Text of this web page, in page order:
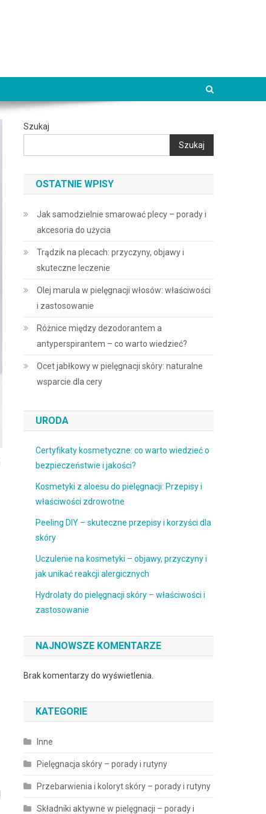
Szukaj
Szukaj
OSTATNIE WPISY
Jak samodzielnie smarować plecy – porady i
akcesoria do użycia
Trądzik na plecach: przyczyny, objawy i
skuteczne leczenie
Olej marula w pielęgnacji włosów: właściwości
i zastosowanie
Różnice między dezodorantem a
antyperspirantem – co warto wiedzieć?
Ocet jabłkowy w pielęgnacji skóry: naturalne
wsparcie dla cery
URODA
Certyfikaty kosmetyczne: co warto wiedzieć o
bezpieczeństwie i jakości?
Kosmetyki z aloesu do pielęgnacji: Przepisy i
właściwości zdrowotne
Peeling DIY – skuteczne przepisy i korzyści dla
skóry
Uczulenie na kosmetyki – objawy, przyczyny i
jak unikać reakcji alergicznych
Hydrolaty do pielęgnacji skóry – właściwości i
zastosowanie
NAJNOWSZE KOMENTARZE
Brak komentarzy do wyświetlenia.
KATEGORIE
Inne
Pielęgnacja skóry – porady i rutyny
Przebarwienia i koloryt skóry – porady i rutyny
Składniki aktywne w pielęgnacji – porady i